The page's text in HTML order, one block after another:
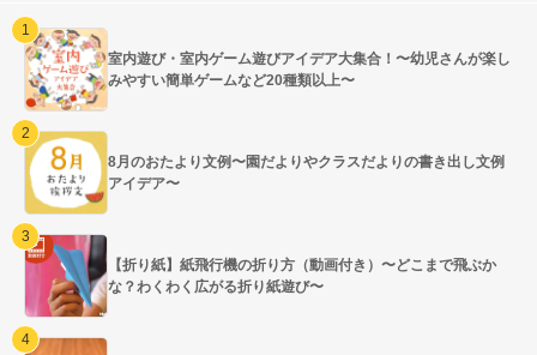
室内遊び・室内ゲーム遊びアイデア大集合！〜幼児さんが楽し
みやすい簡単ゲームなど20種類以上〜
8月のおたより文例〜園だよりやクラスだよりの書き出し文例
アイデア〜
【折り紙】紙飛行機の折り方（動画付き）〜どこまで飛ぶか
な？わくわく広がる折り紙遊び〜